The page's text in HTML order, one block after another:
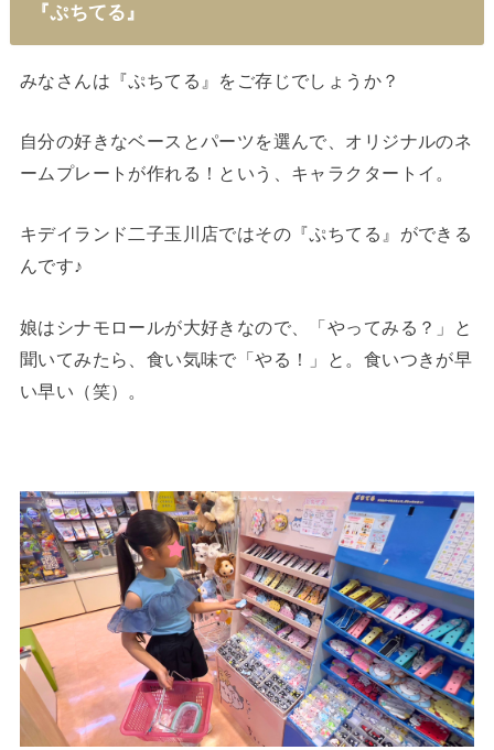
『ぷちてる』
みなさんは『ぷちてる』をご存じでしょうか？
自分の好きなベースとパーツを選んで、オリジナルのネ
ームプレートが作れる！という、キャラクタートイ。
キデイランド二子玉川店ではその『ぷちてる』ができる
んです♪
娘はシナモロールが大好きなので、「やってみる？」と
聞いてみたら、食い気味で「やる！」と。食いつきが早
い早い（笑）。